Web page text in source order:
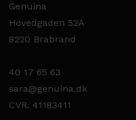
Genuina
Hovedgaden 52A
8220 Brabrand
40 17 65 63
sara@genuina.dk
CVR. 41183411